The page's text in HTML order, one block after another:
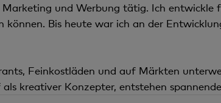
und Werbung tätig. Ich entwickle
können. Bis heute war ich an der
Feinkostläden und auf Märkten
kreativer Konzepter, entstehen